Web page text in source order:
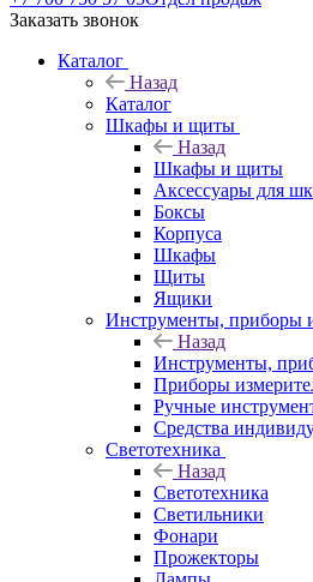
Заказать звонок
Каталог
Назад
Каталог
Шкафы и щиты
Назад
Шкафы и щиты
Аксессуары для
Боксы
Корпуса
Шкафы
Щиты
Ящики
Инструменты, приборы
Назад
Инструменты,
Приборы
Ручные
Средства
Светотехника
Назад
Светотехника
Светильники
Фонари
Прожекторы